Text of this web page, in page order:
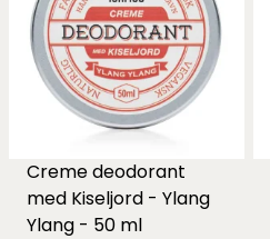
Creme deodorant
med Kiseljord - Ylang
Ylang - 50 ml